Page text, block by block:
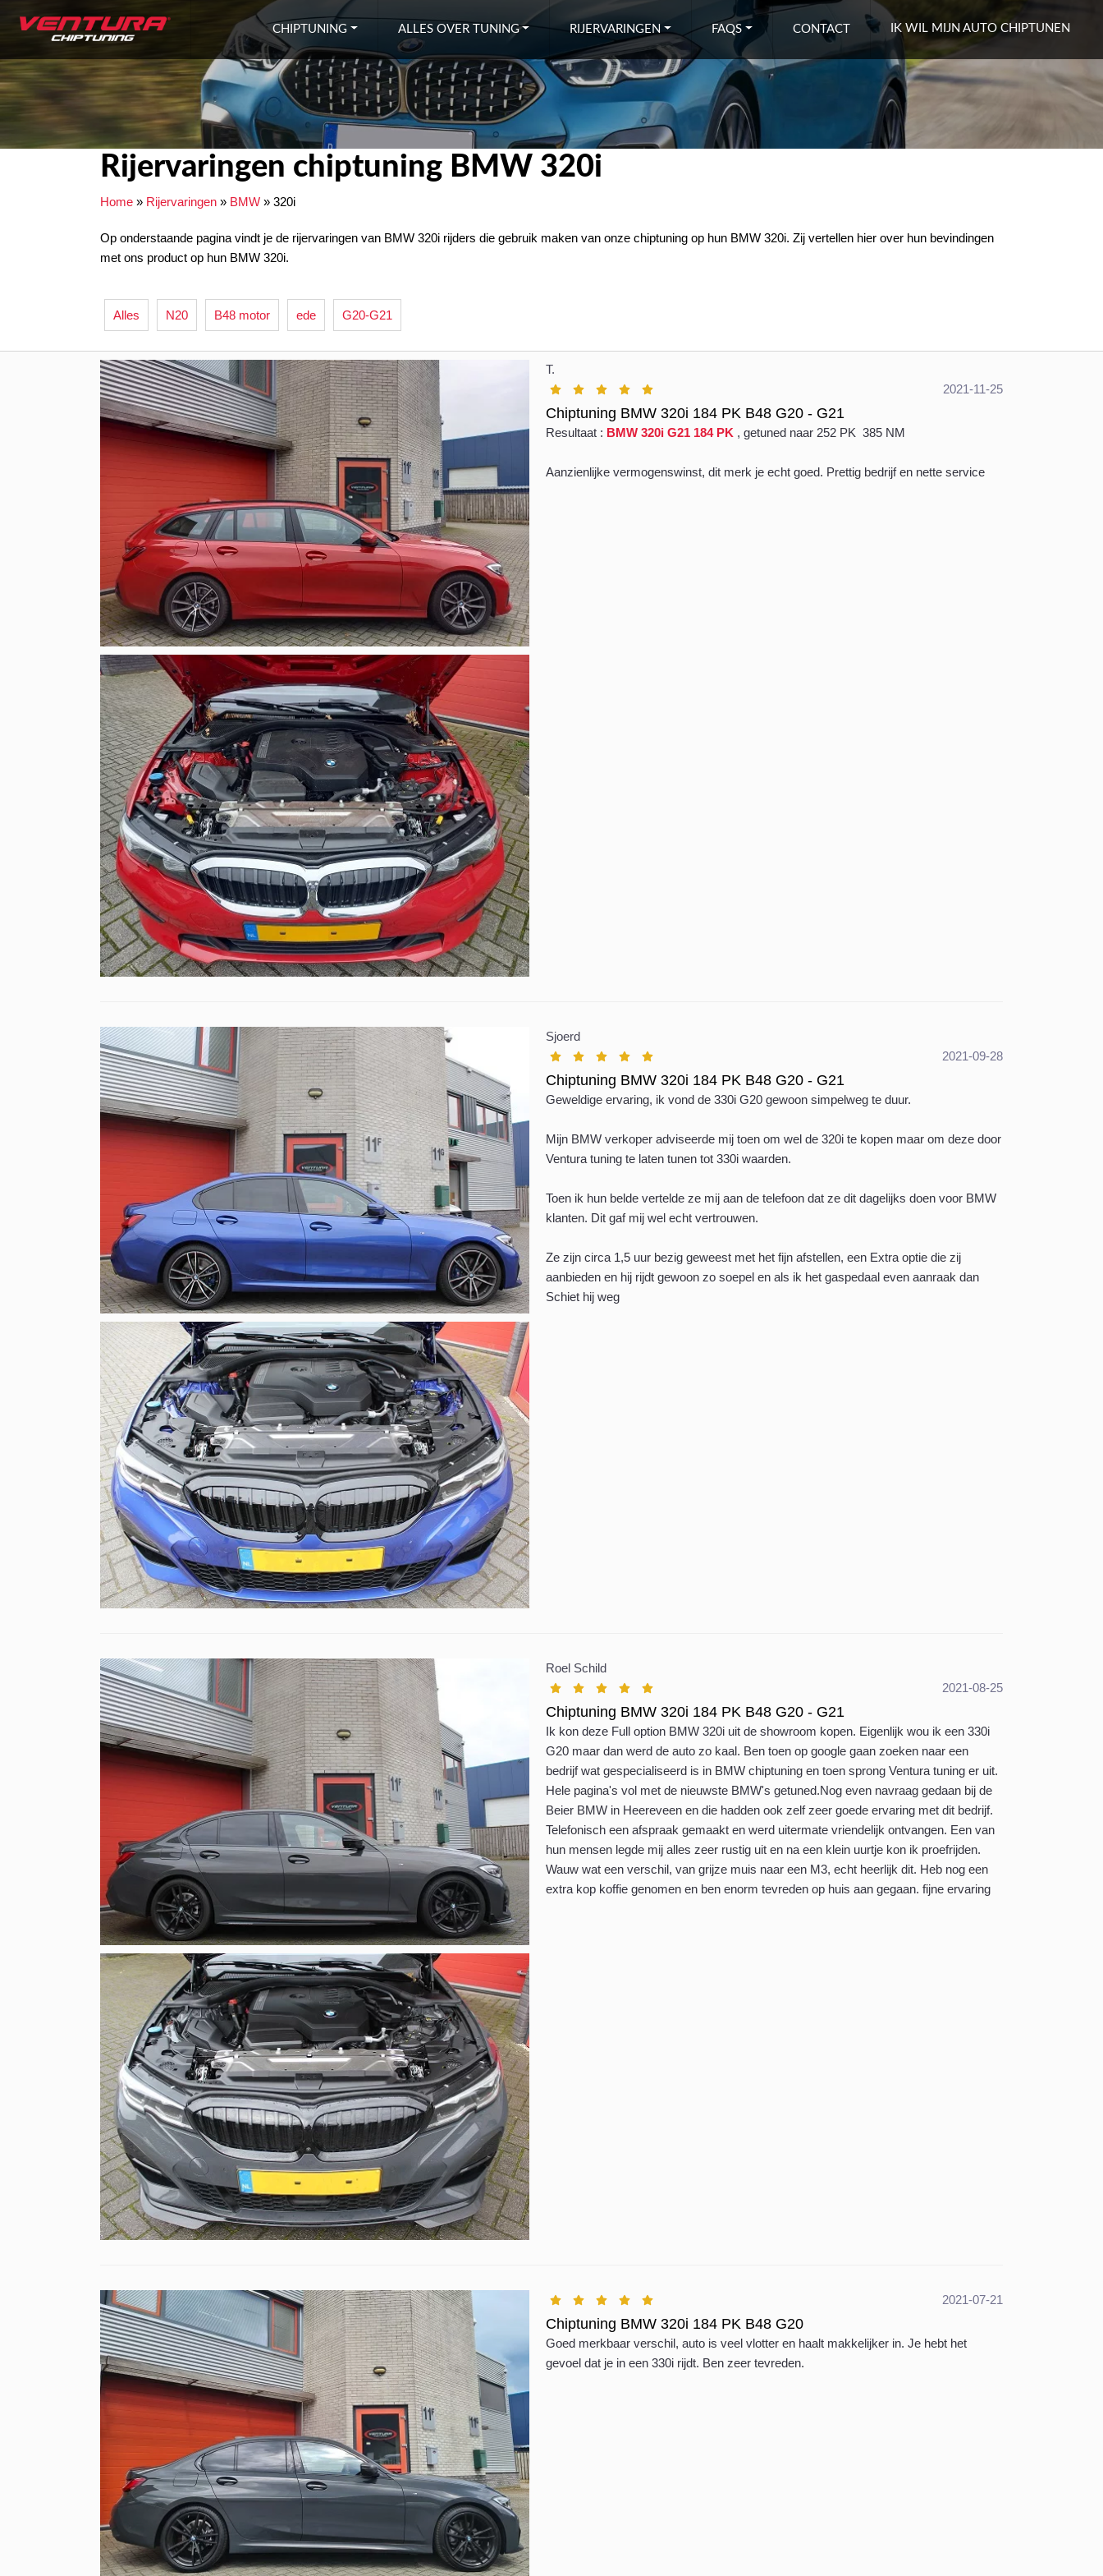
CHIPTUNING ALLES OVER TUNING RIJERVARINGEN FAQS CONTACT IK WIL MIJN AUTO CHIPTUNEN
Rijervaringen chiptuning BMW 320i
Home » Rijervaringen » BMW » 320i
Op onderstaande pagina vindt je de rijervaringen van BMW 320i rijders die gebruik maken van onze chiptuning op hun BMW 320i. Zij vertellen hier over hun bevindingen
met ons product op hun BMW 320i.
Alles N20 B48 motor ede G20-G21
T.
2021-11-25
Chiptuning BMW 320i 184 PK B48 G20 - G21
Resultaat : BMW 320i G21 184 PK , getuned naar 252 PK 385 NM
Aanzienlijke vermogenswinst, dit merk je echt goed. Prettig bedrijf en nette service
Sjoerd
2021-09-28
Chiptuning BMW 320i 184 PK B48 G20 - G21
Geweldige ervaring, ik vond de 330i G20 gewoon simpelweg te duur.
Mijn BMW verkoper adviseerde mij toen om wel de 320i te kopen maar om deze door
Ventura tuning te laten tunen tot 330i waarden.
Toen ik hun belde vertelde ze mij aan de telefoon dat ze dit dagelijks doen voor BMW
klanten. Dit gaf mij wel echt vertrouwen.
Ze zijn circa 1,5 uur bezig geweest met het fijn afstellen, een Extra optie die zij
aanbieden en hij rijdt gewoon zo soepel en als ik het gaspedaal even aanraak dan
Schiet hij weg
Roel Schild
2021-08-25
Chiptuning BMW 320i 184 PK B48 G20 - G21
Ik kon deze Full option BMW 320i uit de showroom kopen. Eigenlijk wou ik een 330i
G20 maar dan werd de auto zo kaal. Ben toen op google gaan zoeken naar een
bedrijf wat gespecialiseerd is in BMW chiptuning en toen sprong Ventura tuning er uit.
Hele pagina's vol met de nieuwste BMW's getuned.Nog even navraag gedaan bij de
Beier BMW in Heereveen en die hadden ook zelf zeer goede ervaring met dit bedrijf.
Telefonisch een afspraak gemaakt en werd uitermate vriendelijk ontvangen. Een van
hun mensen legde mij alles zeer rustig uit en na een klein uurtje kon ik proefrijden.
Wauw wat een verschil, van grijze muis naar een M3, echt heerlijk dit. Heb nog een
extra kop koffie genomen en ben enorm tevreden op huis aan gegaan. fijne ervaring
2021-07-21
Chiptuning BMW 320i 184 PK B48 G20
Goed merkbaar verschil, auto is veel vlotter en haalt makkelijker in. Je hebt het
gevoel dat je in een 330i rijdt. Ben zeer tevreden.